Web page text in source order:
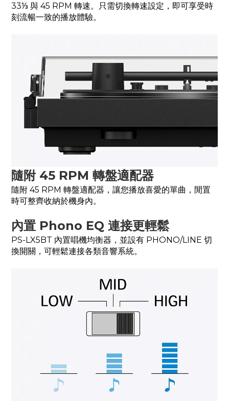
33⅓ 與 45 RPM 轉速。只需切換轉速設定，即可享受時
刻流暢一致的播放體驗。
隨附 45 RPM 轉盤適配器
隨附 45 RPM 轉盤適配器，讓您播放喜愛的單曲，閒置
時可整齊收納於機身內。
內置 Phono EQ 連接更輕鬆
PS-LX5BT 內置唱機均衡器，並設有 PHONO/LINE 切
換開關，可輕鬆連接各類音響系統。